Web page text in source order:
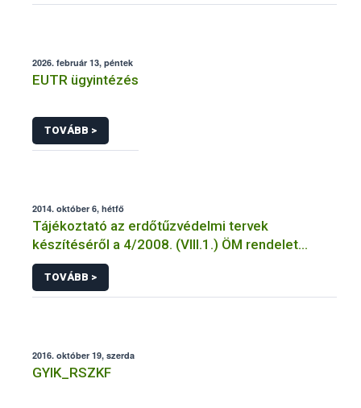
2026. február 13, péntek
EUTR ügyintézés
TOVÁBB >
2014. október 6, hétfő
Tájékoztató az erdőtűzvédelmi tervek
készítéséről a 4/2008. (VIII.1.) ÖM rendelet
előírásai alapján
TOVÁBB >
2016. október 19, szerda
GYIK_RSZKF